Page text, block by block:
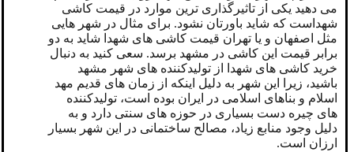
می دهید یکی از تاثیرگذاری ترین موارد در قیمت کاشی
شهداست که شاید باورتان نشود. برای مثال در شهر هایی
مثل اصفهان و یا تهران قیمت کاشی های شهدا شاید به دو
برابر قیمت این کاشی در مشهد برسد. سعی کنید به دنبال
خرید کاشی های شهدا از تولیدکننده های شهر مشهد
باشید، زیرا این شهر به دلیل اینکه از زمان های قدیم مهد
اسلام و بناهای اسلامی در ایران بوده است، تولیدکننده
های چیره دست بسیاری در حوزه های سنتی دارد و به
دلیل وجود منابع زیاد، مصالح ساختمانی در این شهر بسیار
ارزان است.